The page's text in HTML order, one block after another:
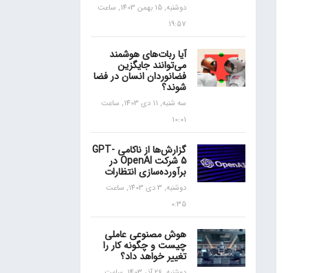
دوشنبه, 15 بهمن 1403, ساعت
19:57
آیا ربات‌های هوشمند
می‌توانند جایگزین
فضانوردان انسان در فضا
شوند؟
سه شنبه, 11 دی 1403, ساعت
10:01
گزارش‌ها از ناکامی GPT-
5 شرکت OpenAI در
برآورده‌سازی انتظارات
دوشنبه, 3 دی 1403, ساعت
0:35
هوش مصنوعی عاملی
چیست و چگونه کار را
تغییر خواهد داد؟